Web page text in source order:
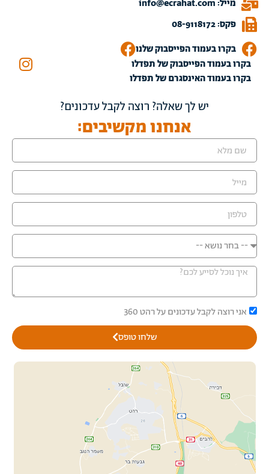
מייל: info@ecrahat.com
פקס: 08-9118172
בקרו בעמוד הפייסבוק שלנו
בקרו בעמוד הפייסבוק של תפדלו
בקרו בעמוד האינסגרם של תפדלו
יש לך שאלה? רוצה לקבל עדכונים?
אנחנו מקשיבים:
אני רוצה לקבל עדכונים על רהט 360
שלחו טופס